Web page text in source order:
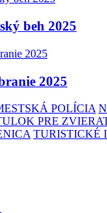
beh 2025
2025
POLÍCIA
PRE
TURISTICKÉ